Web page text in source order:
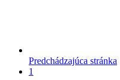
Predchádzajúca stránka
1